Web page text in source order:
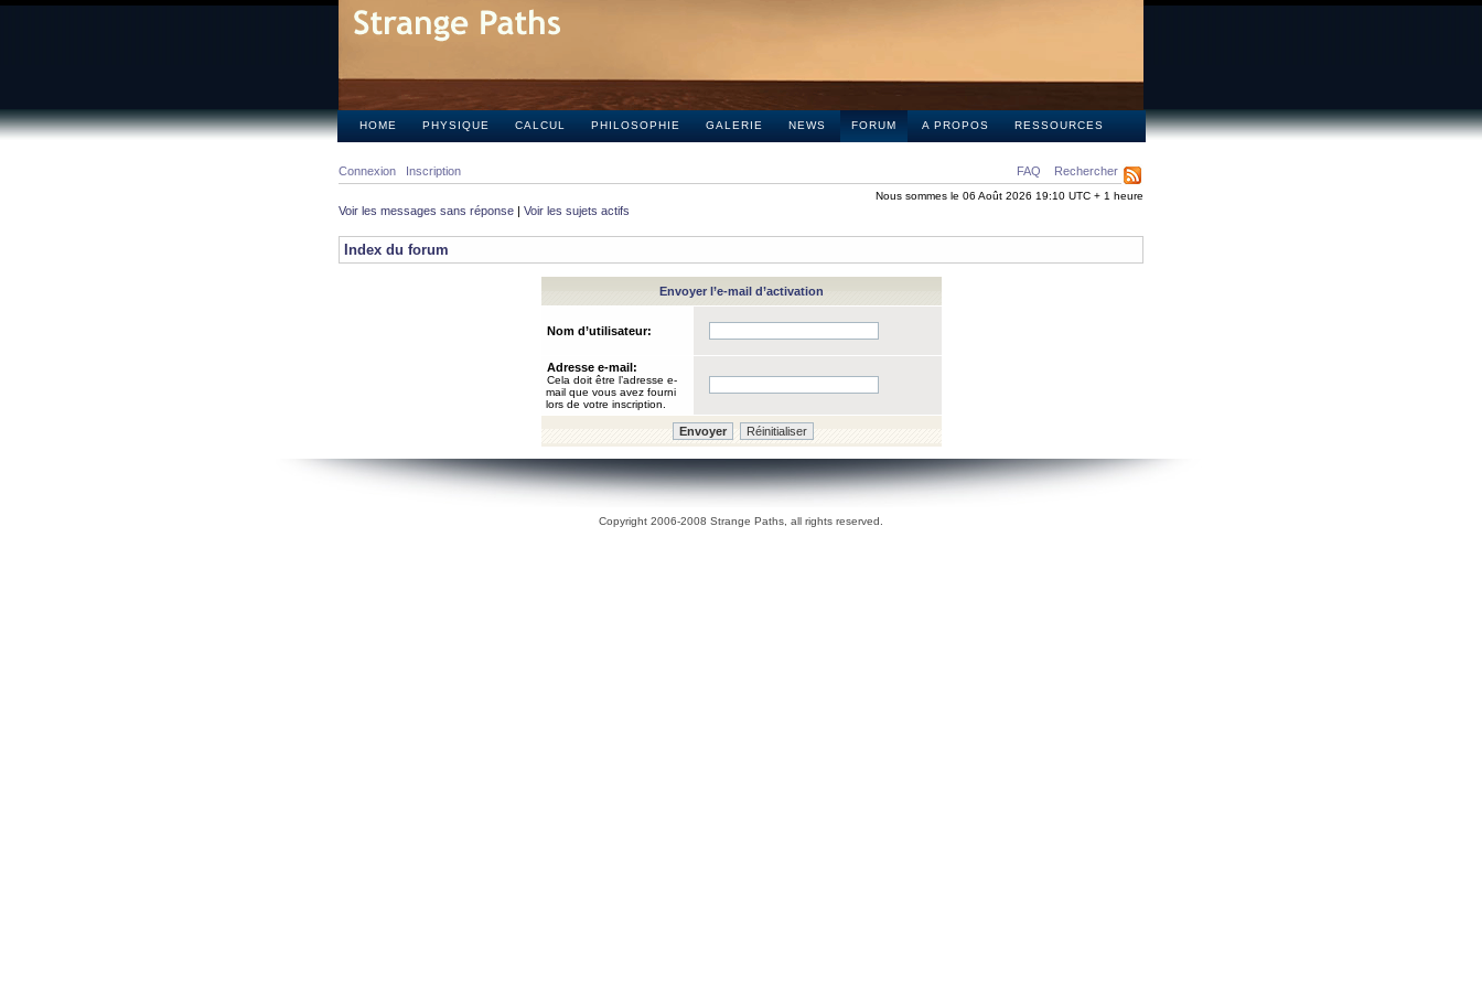
HOME PHYSIQUE CALCUL PHILOSOPHIE GALERIE NEWS FORUM A PROPOS RESSOURCES
FAQ Rechercher
Connexion Inscription
Nous sommes le 06 Août 2026 19:10 UTC + 1 heure
Voir les messages sans réponse | Voir les sujets actifs
Index du forum
Envoyer l’e-mail d’activation
Nom d’utilisateur:
Adresse e-mail:
Cela doit être l’adresse e-
mail que vous avez fourni
lors de votre inscription.
Copyright 2006-2008 Strange Paths, all rights reserved.